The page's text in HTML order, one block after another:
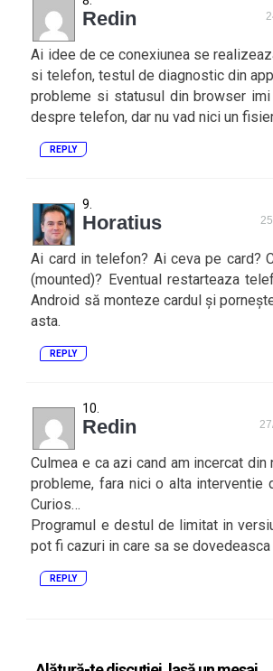
Redin
Ai idee de ce conexiunea se
si telefon, testul de diagnostic din
probleme si statusul din browser
despre telefon, dar nu vad nici un
REPLY
Horatius
Ai card in telefon? Ai ceva pe card?
(mounted)? Eventual restarteaza
Android să monteze cardul și
asta.
REPLY
Redin
Culmea e ca azi cand am incercat din
probleme, fara nici o alta interventie
Curios…
Programul e destul de limitat in
pot fi cazuri in care sa se
REPLY